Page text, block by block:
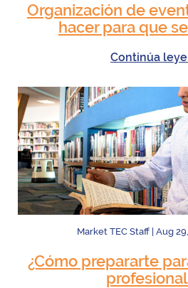
Organización de
hacer para que
Continúa
Market TEC Staff | Aug
¿Cómo prepararte